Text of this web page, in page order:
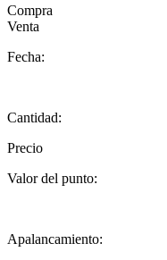
Compra
Venta
Fecha:
Cantidad:
Precio
Valor del punto:
Apalancamiento: